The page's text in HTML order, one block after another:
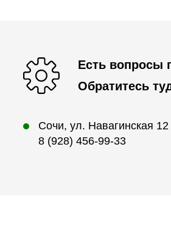
Есть вопросы
Обратитесь
Сочи, ул. Навагинская 12
8 (928) 456-99-33